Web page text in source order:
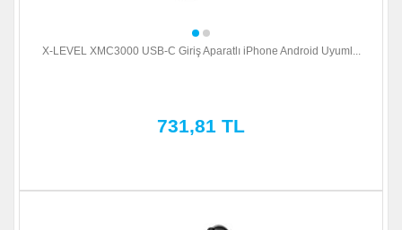
X-LEVEL XMC3000 USB-C Giriş Aparatlı iPhone Android Uyuml...
731,81 TL